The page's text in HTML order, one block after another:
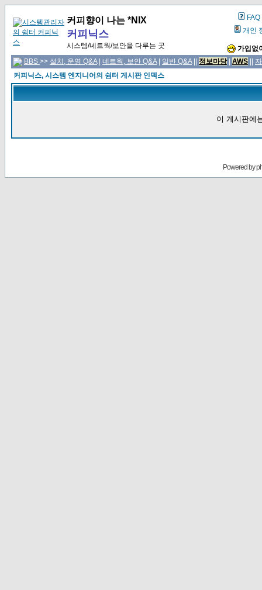
커피향이 나는 *NIX
커피닉스
시스템/네트웍/보안을 다루는 곳
FAQ
개인
가입없
BBS >> 설치, 운영 Q&A| 네트웍, 보안 Q&A| 일반 Q&A|| 정보마당| AWS
커피닉스, 시스템 엔지니어의 쉼터 게시판 인덱스
이 게시판에
Powered by